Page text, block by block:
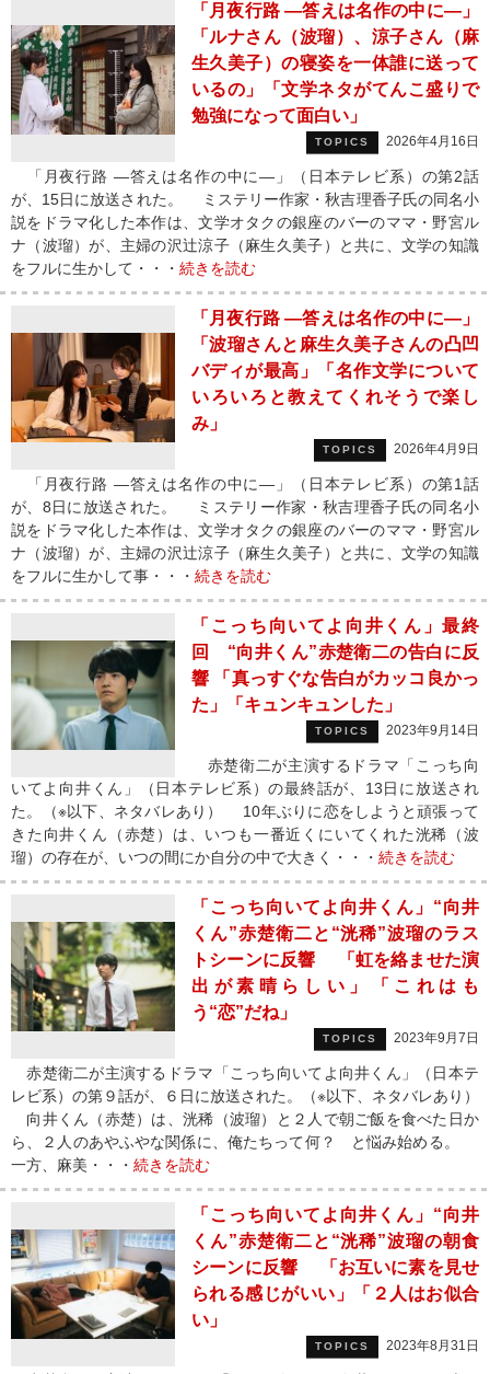
「月夜行路 ―答えは名作の中に―」
「ルナさん（波瑠）、涼子さん（麻
生久美子）の寝姿を一体誰に送って
いるの」「文学ネタがてんこ盛りで
勉強になって面白い」
TOPICS 2026年4月16日
「月夜行路 ―答えは名作の中に―」（日本テレビ系）の第2話
が、15日に放送された。 ミステリー作家・秋吉理香子氏の同名小
説をドラマ化した本作は、文学オタクの銀座のバーのママ・野宮ル
ナ（波瑠）が、主婦の沢辻涼子（麻生久美子）と共に、文学の知識
をフルに生かして・・・ 続きを読む
「月夜行路 ―答えは名作の中に―」
「波瑠さんと麻生久美子さんの凸凹
バディが最高」「名作文学について
いろいろと教えてくれそうで楽し
み」
TOPICS 2026年4月9日
「月夜行路 ―答えは名作の中に―」（日本テレビ系）の第1話
が、8日に放送された。 ミステリー作家・秋吉理香子氏の同名小
説をドラマ化した本作は、文学オタクの銀座のバーのママ・野宮ル
ナ（波瑠）が、主婦の沢辻涼子（麻生久美子）と共に、文学の知識
をフルに生かして事・・・ 続きを読む
「こっち向いてよ向井くん」最終
回 “向井くん”赤楚衛二の告白に反
響 「真っすぐな告白がカッコ良かっ
た」「キュンキュンした」
TOPICS 2023年9月14日
赤楚衛二が主演するドラマ「こっち向
いてよ向井くん」（日本テレビ系）の最終話が、13日に放送され
た。（※以下、ネタバレあり） 10年ぶりに恋をしようと頑張って
きた向井くん（赤楚）は、いつも一番近くにいてくれた洸稀（波
瑠）の存在が、いつの間にか自分の中で大きく・・・ 続きを読む
「こっち向いてよ向井くん」“向井
くん”赤楚衛二と“洸稀”波瑠のラス
トシーンに反響 「虹を絡ませた演
出が素晴らしい」「これはも
う“恋”だね」
TOPICS 2023年9月7日
赤楚衛二が主演するドラマ「こっち向いてよ向井くん」（日本テ
レビ系）の第９話が、６日に放送された。（※以下、ネタバレあり）
向井くん（赤楚）は、洸稀（波瑠）と２人で朝ご飯を食べた日か
ら、２人のあやふやな関係に、俺たちって何？ と悩み始める。
一方、麻美・・・ 続きを読む
「こっち向いてよ向井くん」“向井
くん”赤楚衛二と“洸稀”波瑠の朝食
シーンに反響 「お互いに素を見せ
られる感じがいい」「２人はお似合
い」
TOPICS 2023年8月31日